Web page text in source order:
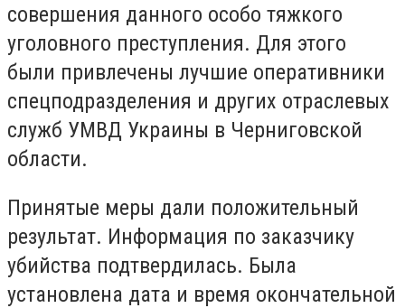
совершения данного особо тяжкого
уголовного преступления. Для этого
были привлечены лучшие оперативники
спецподразделения и других отраслевых
служб УМВД Украины в Черниговской
области.
Принятые меры дали положительный
результат. Информация по заказчику
убийства подтвердилась. Была
установлена ​​дата и время окончательной